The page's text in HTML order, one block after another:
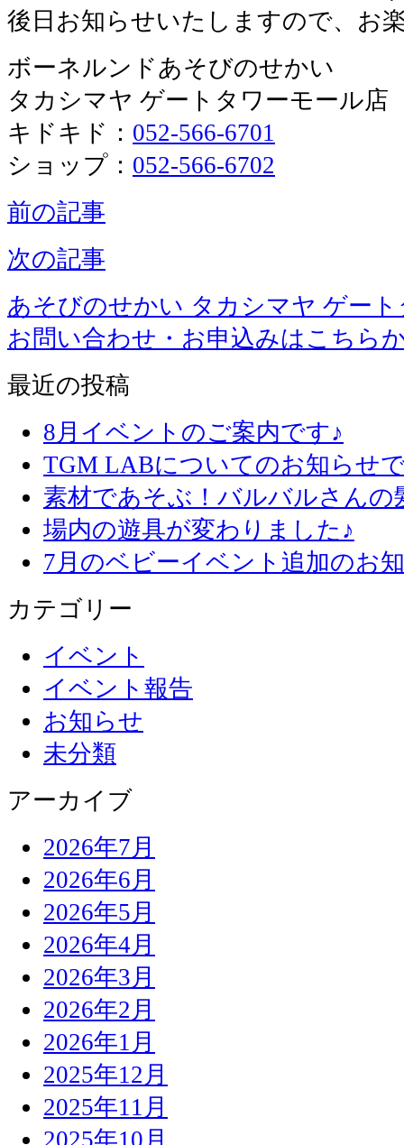
後日お知らせいたしますので、お
ボーネルンドあそびのせかい
タカシマヤ ゲートタワーモール店
キドキド： 052-566-6701
ショップ： 052-566-6702
前の記事
次の記事
あそびのせかい タカシマヤ ゲー
お問い合わせ・お申込みはこちら
最近の投稿
8月イベントのご案内です♪
TGM LABについてのお知らせ
素材であそぶ！バルバルさん
場内の遊具が変わりました♪
7月のベビーイベント追加のお
カテゴリー
イベント
イベント報告
お知らせ
未分類
アーカイブ
2026年7月
2026年6月
2026年5月
2026年4月
2026年3月
2026年2月
2026年1月
2025年12月
2025年11月
2025年10月